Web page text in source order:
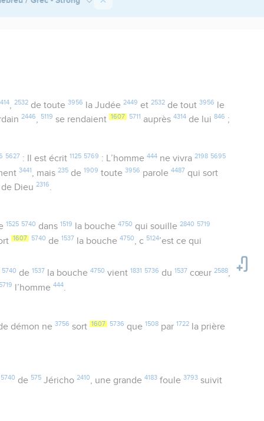
, 2532de toute 3956 la Judée 2449 et 2532de tout 3956
le
2446, 5119 se rendaient 1607 5711 auprès4314 de lui846 ;
5627 : Il est écrit 1125 5769 : L’homme 444ne vivra 2198 5695
3441 , mais235 de 1909 toute3956 parole4487 qui sort
de Dieu2316.
1525 5740 dans 1519 la bouche 4750 qui souille 2840 5719
1607 5740 de 1537 la bouche4750 , c 5124’est ce qui
5740 de 1537 la bouche 4750 vient 1831 5736 du 1537 cœur 2588,
5719 l’homme444
démon ne 3756 sort 1607 5736 que 1508par 1722la prière
5740 de 575Jéricho 2410 , une grande 4183foule 3793suivit